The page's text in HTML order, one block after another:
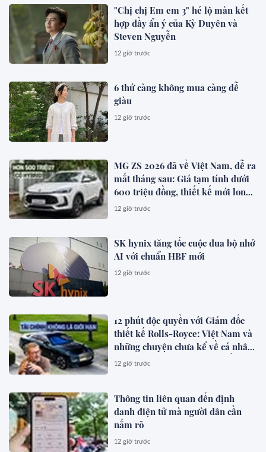
"Chị chị Em em 3" hé lộ màn kết
hợp đầy ẩn ý của Kỳ Duyên và
Steven Nguyễn
12 giờ trước
6 thứ càng không mua càng dễ
giàu
12 giờ trước
MG ZS 2026 đã về Việt Nam, dễ ra
mắt tháng sau: Giá tạm tính dưới
600 triệu đồng, thiết kế mới long
lanh hơn, có hybrid, ADAS cạnh
12 giờ trước
SK hynix tăng tốc cuộc đua bộ nhớ
AI với chuẩn HBF mới
12 giờ trước
12 phút độc quyền với Giám đốc
thiết kế Rolls-Royce: Việt Nam và
những chuyện chưa kể về cá nhân
hóa cho giới siêu giàu toàn cầu
12 giờ trước
Thông tin liên quan đến định
danh điện tử mà người dân cần
nắm rõ
12 giờ trước